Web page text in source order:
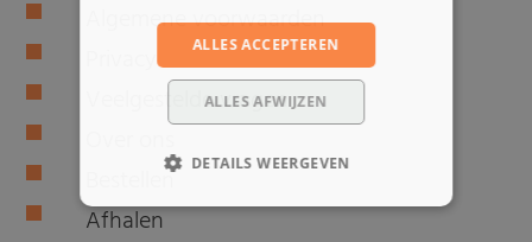
Algemene voorwaarden
Privacy
Veelgestelde vragen
Bestellen
Afhalen
ALLES ACCEPTEREN
ALLES AFWIJZEN
DETAILS WEERGEVEN